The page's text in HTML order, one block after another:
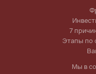
7
Этапы по
Мы в